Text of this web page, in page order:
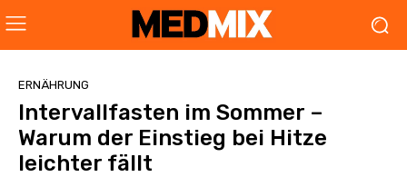
ERNÄHRUNG
Intervallfasten im Sommer –
Warum der Einstieg bei Hitze
leichter fällt